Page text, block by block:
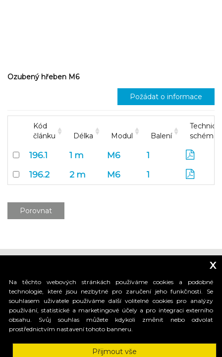
Ozubený hřeben M6
Požádat o informace
Kód
článku
Délka Modul Balení
schéma
196.1 1 m M6
1
196.2
2 m M6 1
Porovnat
_____________________________
HI-MOTIONS S.r.l.
Via dell'industria, 91 - 36030 Sarcedo (VI) Italy
x
Na těchto webových stránkách používáme cookies a podobné
technologie, které jsou nezbytné pro zaručení jeho funkčnosti. Se
souhlasem uživatele používáme další volitelné cookies pro analýzy
používání, statistické a marketingové účely a pro integraci externího
obsahu. Svůj souhlas můžete kdykoli změnit nebo odvolat
prostřednictvím nastavení tohoto banneru.
Přijmout vše